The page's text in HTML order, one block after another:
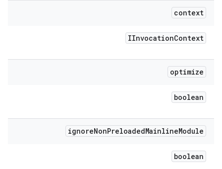
context
IInvocationContext
optimize
boolean
ignoreNonPreloadedMainlineModule
boolean